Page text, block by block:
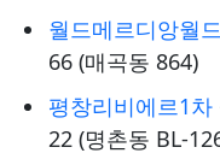
월드메르디앙월
66 (매곡동 864)
평창리비에르1차
22 (명촌동 BL-